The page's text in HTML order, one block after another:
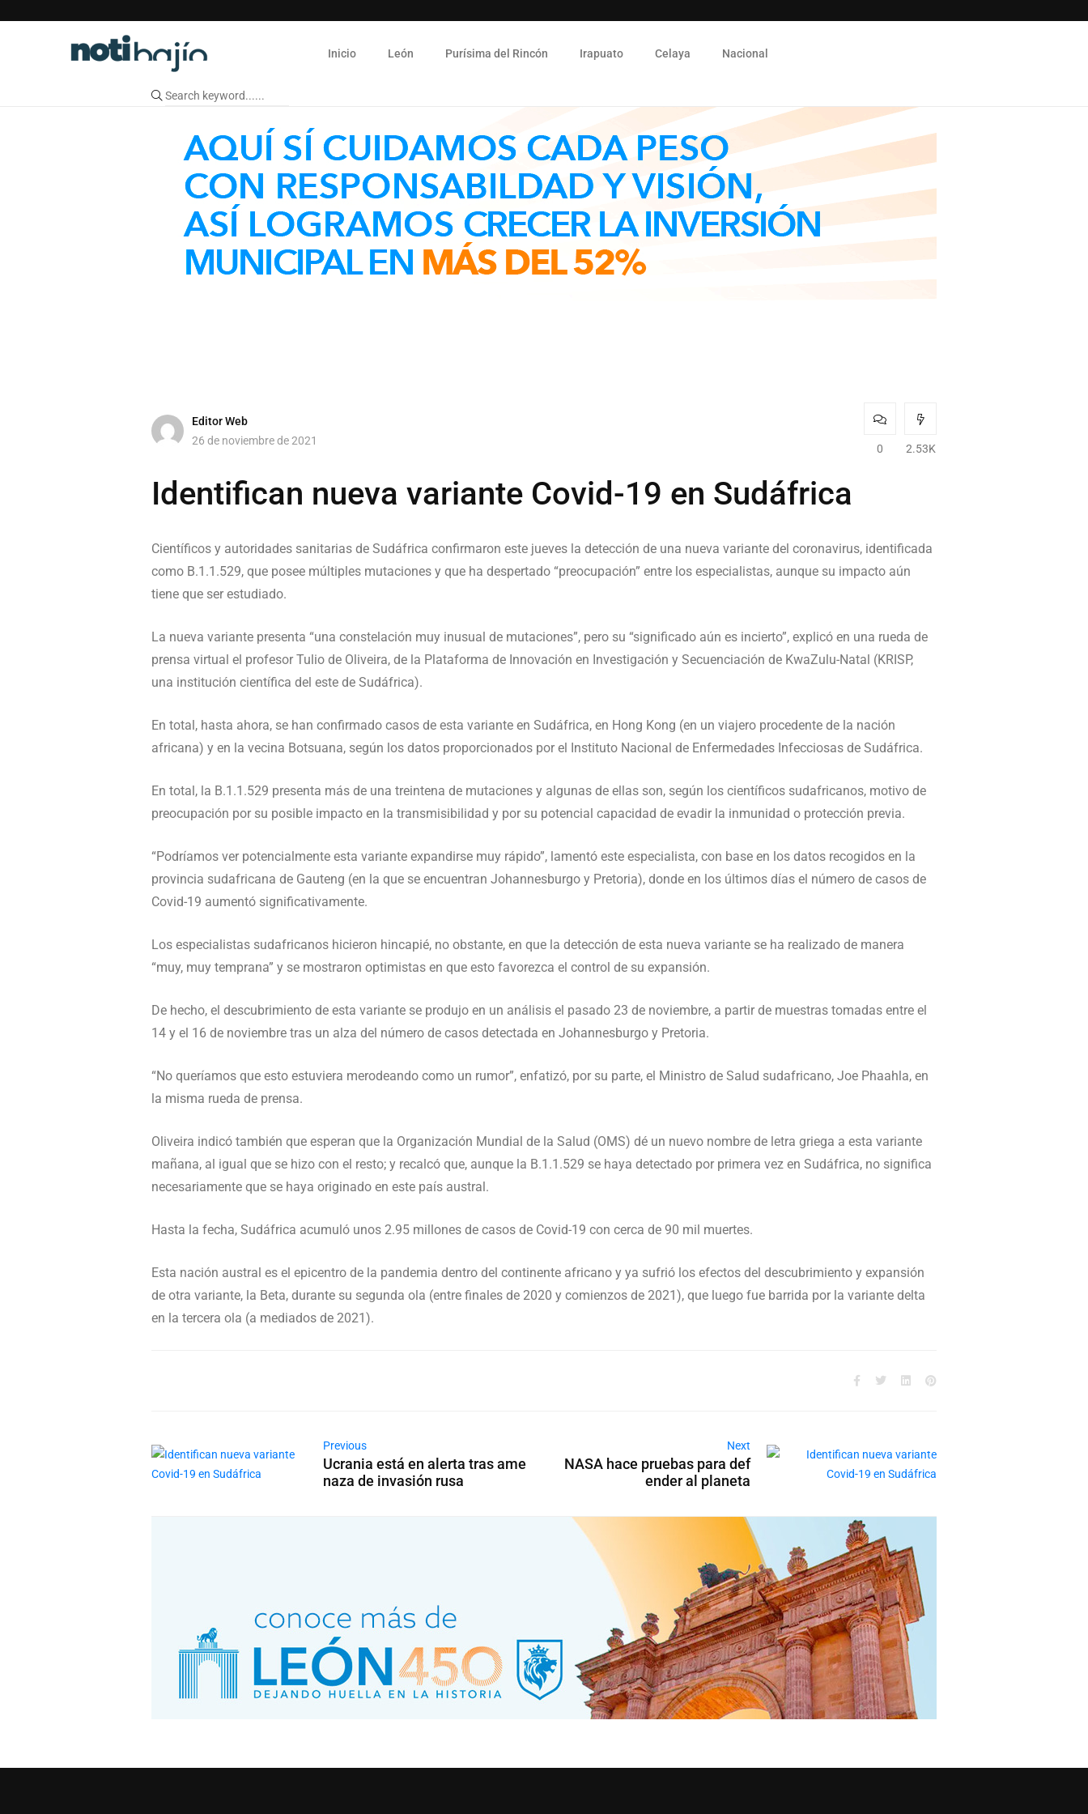
Inicio León Purísima del Rincón Irapuato Celaya Nacional
Editor Web
26 de noviembre de 2021
0 2.53K
Identifican nueva variante Covid-19 en Sudáfrica
Científicos y autoridades sanitarias de Sudáfrica confirmaron este jueves la detección de una nueva variante del coronavirus, identificada
como B.1.1.529, que posee múltiples mutaciones y que ha despertado “preocupación” entre los especialistas, aunque su impacto aún
tiene que ser estudiado.
La nueva variante presenta “una constelación muy inusual de mutaciones”, pero su “significado aún es incierto”, explicó en una rueda de
prensa virtual el profesor Tulio de Oliveira, de la Plataforma de Innovación en Investigación y Secuenciación de KwaZulu-Natal (KRISP,
una institución científica del este de Sudáfrica).
En total, hasta ahora, se han confirmado casos de esta variante en Sudáfrica, en Hong Kong (en un viajero procedente de la nación
africana) y en la vecina Botsuana, según los datos proporcionados por el Instituto Nacional de Enfermedades Infecciosas de Sudáfrica.
En total, la B.1.1.529 presenta más de una treintena de mutaciones y algunas de ellas son, según los científicos sudafricanos, motivo de
preocupación por su posible impacto en la transmisibilidad y por su potencial capacidad de evadir la inmunidad o protección previa.
“Podríamos ver potencialmente esta variante expandirse muy rápido”, lamentó este especialista, con base en los datos recogidos en la
provincia sudafricana de Gauteng (en la que se encuentran Johannesburgo y Pretoria), donde en los últimos días el número de casos de
Covid-19 aumentó significativamente.
Los especialistas sudafricanos hicieron hincapié, no obstante, en que la detección de esta nueva variante se ha realizado de manera
“muy, muy temprana” y se mostraron optimistas en que esto favorezca el control de su expansión.
De hecho, el descubrimiento de esta variante se produjo en un análisis el pasado 23 de noviembre, a partir de muestras tomadas entre el
14 y el 16 de noviembre tras un alza del número de casos detectada en Johannesburgo y Pretoria.
“No queríamos que esto estuviera merodeando como un rumor”, enfatizó, por su parte, el Ministro de Salud sudafricano, Joe Phaahla, en
la misma rueda de prensa.
Oliveira indicó también que esperan que la Organización Mundial de la Salud (OMS) dé un nuevo nombre de letra griega a esta variante
mañana, al igual que se hizo con el resto; y recalcó que, aunque la B.1.1.529 se haya detectado por primera vez en Sudáfrica, no significa
necesariamente que se haya originado en este país austral.
Hasta la fecha, Sudáfrica acumuló unos 2.95 millones de casos de Covid-19 con cerca de 90 mil muertes.
Esta nación austral es el epicentro de la pandemia dentro del continente africano y ya sufrió los efectos del descubrimiento y expansión
de otra variante, la Beta, durante su segunda ola (entre finales de 2020 y comienzos de 2021), que luego fue barrida por la variante delta
en la tercera ola (a mediados de 2021).
Previous
Ucrania está en alerta tras ame
naza de invasión rusa
Next
NASA hace pruebas para def
ender al planeta